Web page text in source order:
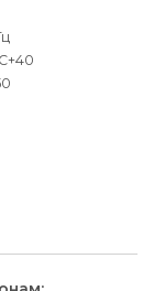
лиц
лиц